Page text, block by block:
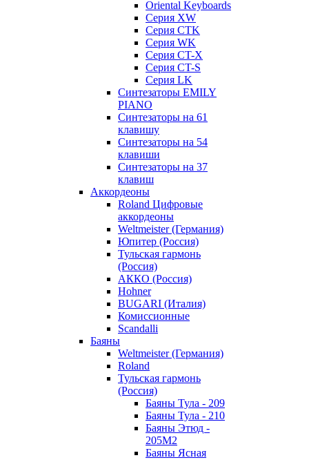
Oriental Keyboards
Cерия XW
Серия CTK
Серия WK
Серия CT-X
Серия CT-S
Серия LK
Синтезаторы EMILY
PIANO
Синтезаторы на 61
клавишу
Синтезаторы на 54
клавиши
Синтезаторы на 37
клавиш
Аккордеоны
Roland Цифровые
аккордеоны
Weltmeister (Германия)
Юпитер (Россия)
Тульская гармонь
(Россия)
АККО (Россия)
Hohner
BUGARI (Италия)
Комиссионные
Scandalli
Баяны
Weltmeister (Германия)
Roland
Тульская гармонь
(Россия)
Баяны Тула - 209
Баяны Тула - 210
Баяны Этюд -
205М2
Баяны Ясная